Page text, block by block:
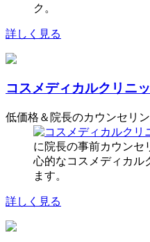
ク。
詳しく見る
コスメディカルクリニ
低価格＆院長のカウンセリ
に院長の事前カウンセ
心的なコスメディカル
ます。
詳しく見る